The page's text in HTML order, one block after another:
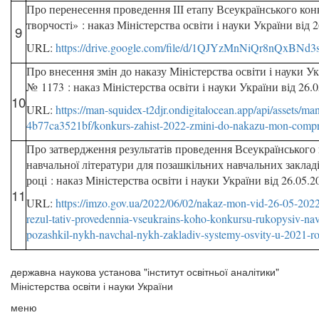
9
Про перенесення проведення ІІІ етапу Всеукраїнського
творчості» : наказ Міністерства освіти і науки України
URL: https://drive.google.com/file/d/
10
Про внесення змін до наказу Міністерства освіти і науки
№ 1173 : наказ Міністерства освіти і науки України від
URL: https://man-squidex-t2djr.ondigitalocean.app/api/assets/
4b77ca3521bf/konkurs-zahist-2022-zmini-do-nakazu-mon-
11
Про затвердження результатів проведення
навчальної літератури для позашкільних навчальних
році : наказ Міністерства освіти і науки України від
URL: https://imzo.gov.ua/2022/06/02/nakaz-mon-vid-26-05-
rezul-tativ-provedennia-vseukrains-koho-konkursu-rukopysiv-
pozashkil-nykh-navchal-nykh-zakladiv-systemy-osvity-u-2021-
державна наукова установа "інститут освітньої аналітики"
Міністерства освіти і науки України
меню